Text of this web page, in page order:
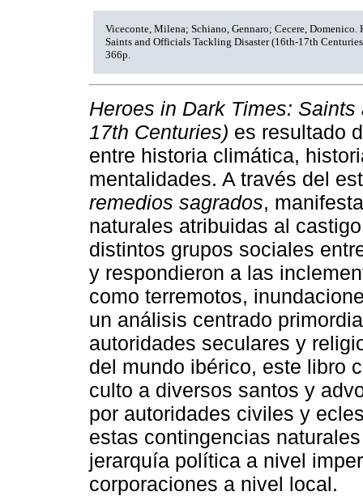
Viceconte, Milena; Schiano, Gennaro; Cecere, Domenico.
Saints and Officials Tackling Disaster (16th-17th
366p.
Heroes in Dark Times:
17th Centuries) es resultado
entre historia climática,
mentalidades. A través del
remedios sagrados,
naturales atribuidas al
distintos grupos sociales
y respondieron a las
como terremotos,
un análisis centrado
autoridades seculares y
del mundo ibérico, este libro
culto a diversos santos y
por autoridades civiles y
estas contingencias
jerarquía política a nivel
corporaciones a nivel local.